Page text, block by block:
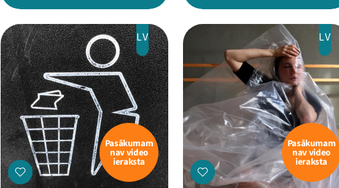
LV
Pasākumam
nav video
ieraksta
LV
Pasākumam
nav video
ieraksta